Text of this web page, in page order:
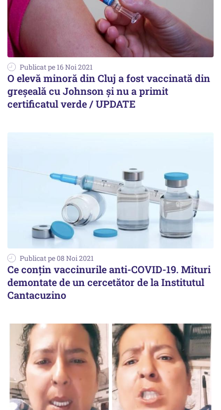
Publicat pe 16 Noi 2021
O elevă minoră din Cluj a fost vaccinată din
greșeală cu Johnson și nu a primit
certificatul verde / UPDATE
Publicat pe 08 Noi 2021
Ce conțin vaccinurile anti-COVID-19. Mituri
demontate de un cercetător de la Institutul
Cantacuzino